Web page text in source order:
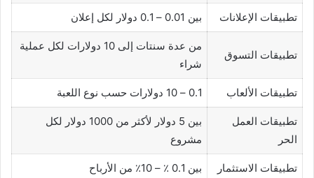
تطبيقات الإعلانات بين 0.01 – 0.1 دولار لكل إعلان
تطبيقات التسوق
من عدة سنتات إلى 10 دولارات لكل عملية
شراء
تطبيقات الألعاب 0.1 – 10 دولارات حسب نوع اللعبة
تطبيقات العمل
الحر
بين 5 دولار لأكثر من 1000 دولار لكل
مشروع
تطبيقات الاستثمار بين 0.1 ٪ – 10٪ من الأرباح